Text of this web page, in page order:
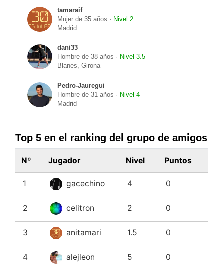
tamaraif
Mujer de 35 años · Nivel 2
Madrid
dani33
Hombre de 38 años · Nivel 3.5
Blanes, Girona
Pedro-Jauregui
Hombre de 31 años · Nivel 4
Madrid
Top 5 en el ranking del grupo de amigos
Nº Jugador Nivel Puntos
1 gacechino 4 0
2 celitron 2 0
3 anitamari 1.5 0
4 alejleon 5 0